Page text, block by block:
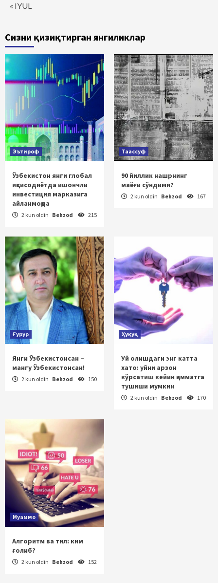
« IYUL
Сизни қизиқтирган янгиликлар
Эътироф
Ўзбекистон янги глобал
иқтисодиётда ишончли
инвестиция марказига
айланмоқда
2 kun oldin Behzod 215
Таассуф
90 йиллик нашрнинг
маёғи сўндими?
2 kun oldin Behzod 167
Ғурур
Янги Ўзбекистонсан –
мангу Ўзбекистонсан!
2 kun oldin Behzod 150
Ҳуқуқ
Уй олишдаги энг катта
хато: уйни арзон
кўрсатиш кейин қимматга
тушиши мумкин
2 kun oldin Behzod 170
Муаммо
Алгоритм ва тил: ким
ғолиб?
2 kun oldin Behzod 152